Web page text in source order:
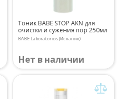
Тоник BABE STOP AKN для
очистки и сужения пор 250мл
BABE Laboratorios (Испания)
Нет в наличии